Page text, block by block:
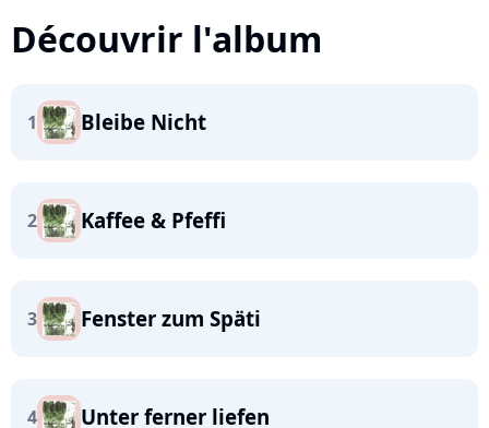
Découvrir l'album
1 Bleibe Nicht
2 Kaffee & Pfeffi
3 Fenster zum Späti
4 Unter ferner liefen